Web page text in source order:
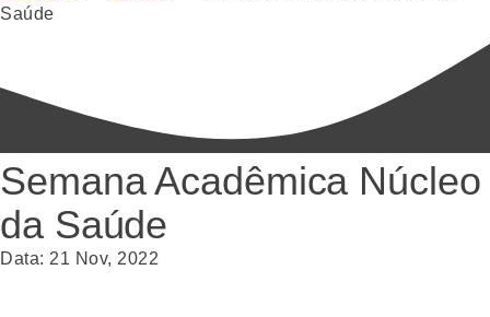
Saúde
Semana Acadêmica Núcleo
da Saúde
Data: 21 Nov, 2022